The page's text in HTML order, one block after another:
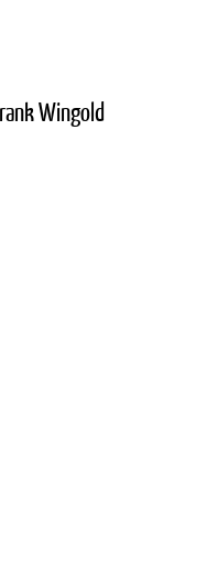
Wingold